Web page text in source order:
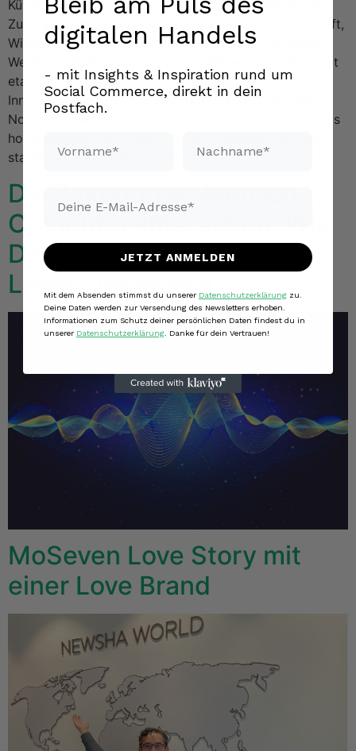
Künstliche Intelligenz (KI) ist längst nicht mehr nur ein
Zukunftsthema – sie verändert bereits heute Wirtschaft,
Wissenschaft und Gesellschaft. Besonders Nordrhein-
Westfalen (NRW) hat sich als ein führender KI-Standort
etabliert. Doch was macht NRW so attraktiv für KI-
Innovationen? NRW: Ein einzigartiges KI-Ökosystem
Nordrhein-Westfalen bietet eine perfekte Mischung aus
hochkarätiger Forschung, starken Unternehmen und
staatlicher Unterstützung. Mit […]
Die Zukunft der Mensch-
Computer-Interaktion: Wie
Digitale Assistenten unser
Leben verändern
MoSeven Love Story mit
einer Love Brand
digitalen Handels
- mit Insights & Inspiration rund um
Social Commerce, direkt in dein
Postfach.
JETZT ANMELDEN
Mit dem Absenden stimmst du unserer Datenschutzerklärung zu.
Deine Daten werden zur Versendung des Newsletters erhoben.
Informationen zum Schutz deiner persönlichen Daten findest du in
unserer Datenschutzerklärung . Danke für dein Vertrauen!